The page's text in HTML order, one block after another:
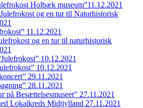
Holbæk museum”11.12.2021
og en tur til Naturhistorisk
11.12.2021
og en tur til naturhistorisk
10.12.2021
10.12.2021
29.11.2021
28.11.2021
på Besættelsesmuseet” 27.11.2021
Lokalkreds Midtjylland 27.11.2021